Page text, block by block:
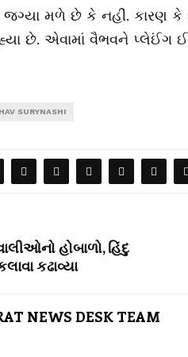
મળે છે કે નહીં. કારણ
છે. એવામાં વૈભવને પ્લેઈંગ
SURYNASHI
હોબાળો, હિંદુ
કઢાવ્યા
NEWS DESK TEAM